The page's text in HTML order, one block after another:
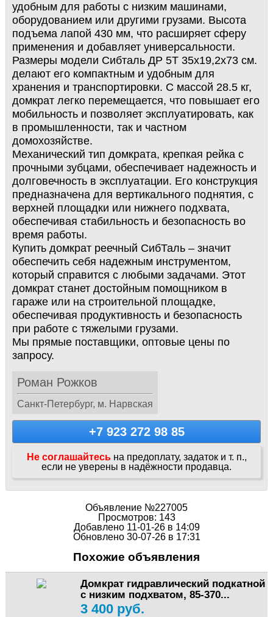
удобным для работы с низким машинами,
оборудованием или другими грузами. Высота
подъема лапой 430 мм, что расширяет сферу
применения и добавляет универсальности.
Размеры модели Сибталь ДР 5Т 35х19,2х73 см.
делают его компактным и удобным для
хранения и транспортировки. С массой 28.5 кг,
домкрат легко перемещается, что повышает его
мобильность и позволяет эксплуатировать, как
в промышленности, так и частном
домохозяйстве.
Механический тип домкрата, крепкая рейка с
прочными зубцами, обеспечивает надежность и
долговечность в эксплуатации. Его конструкция
предназначена для вертикального поднятия, с
верхней площадки или нижнего подхвата,
обеспечивая стабильность и безопасность во
время работы.
Купить домкрат реечный СибТаль – значит
обеспечить себя надежным инструментом,
который справится с любыми задачами. Этот
домкрат станет достойным помощником в
гараже или на строительной площадке,
обеспечивая продуктивность и безопасность
при работе с тяжелыми грузами.
Мы прямые поставщики, оптовые цены по
запросу.
Роман Рожков
Санкт-Петербург, м. Нарвская
+7 923 272 98 85
Не соглашайтесь на предоплату, задаток и т. п.,
если не уверены в надёжности продавца.
Объявление №227005
Просмотров: 143
Добавлено 11-01-26 в 14:09
Обновлено 30-07-26 в 17:31
Похожие объявления
Домкрат гидравлический подкатной
с низким подхватом, 85-370...
3 400 руб.